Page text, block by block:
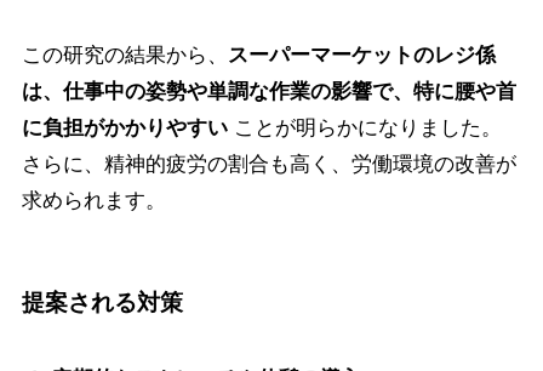
この研究の結果から、
スーパーマーケットのレジ係
は、仕事中の姿勢や単調な作業の影響で、特に腰や首
に負担がかかりやすいことが明らかになりました。
さらに、精神的疲労の割合も高く、労働環境の改善が
求められます。
提案される対策